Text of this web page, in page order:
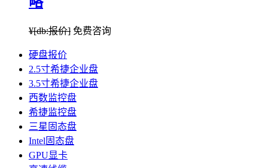
¥[db:报价] 免费咨询
硬盘报价
2.5寸希捷企业盘
3.5寸希捷企业盘
西数监控盘
希捷监控盘
三星固态盘
Intel固态盘
GPU显卡